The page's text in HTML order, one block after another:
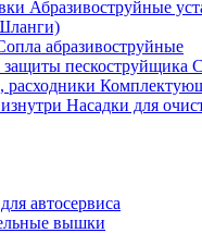
Абразивоструйные
абразивоструйные
Насадки для
автосервиса
вышки